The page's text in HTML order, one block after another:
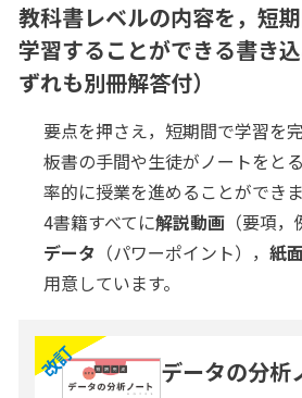
教科書レベルの内容を，短
学習することができる書き
ずれも別冊解答付）
要点を押さえ，短期間で学習を完
板書の手間や生徒がノートをと
率的に授業を進めることができま
4書籍すべてに解説動画 （要項，
データ （パワーポイント）， 紙
用意しています。
改訂 データの分析